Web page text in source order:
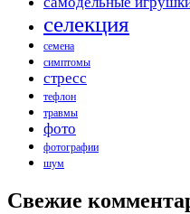
селекция
семена
симптомы
стресс
тефлон
травмы
фото
фотографии
шум
Свежие